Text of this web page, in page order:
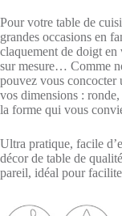
Pour votre table de
grandes occasions en
claquement de doigt en
sur mesure… Comme
pouvez vous concocter
vos dimensions :
la forme qui vous
Ultra pratique, facile
décor de table de
pareil, idéal pour